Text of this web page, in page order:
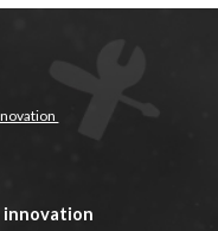
innovation